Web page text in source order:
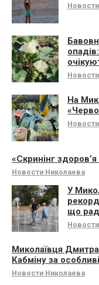
На
«Скринінг
Новости Николаева
У
що
Миколаївця
Кабміну за
Новости Николаева